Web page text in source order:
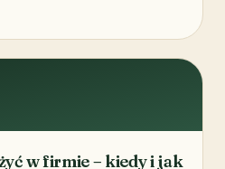
w firmie – kiedy i jak